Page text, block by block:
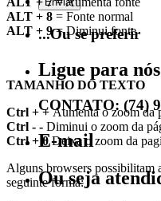
...Ou se preferir
Ligue para nós
CONTATO: (74)
E-mail
Ou seja
ALT + 8 = Fonte normal
ALT + 9= Diminui fonte
TAMANHO DO TEXTO
Ctrl + +Aumenta o zoom da
Ctrl - - Diminui o zoom da
Ctrl + 0Deixa o zoom da
Alguns browsers possibilitam
seguinte forma: